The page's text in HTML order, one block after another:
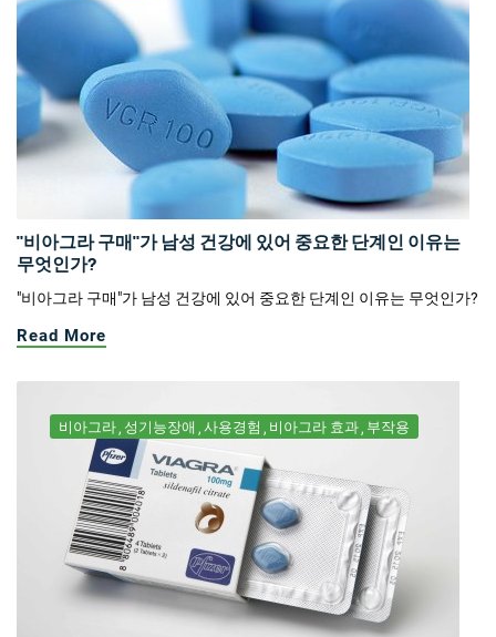
"비아그라 구매"가 남성 건강에 있어 중요한 단계인 이유는
무엇인가?
"비아그라 구매"가 남성 건강에 있어 중요한 단계인 이유는 무엇인가?
Read More
비아그라 성기능장애 사용경험 비아그라 효과 부작용